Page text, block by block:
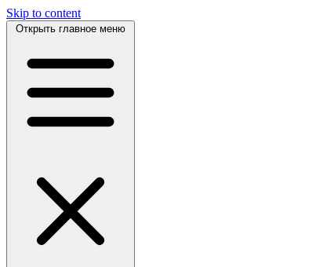
Skip to content
Открыть главное меню